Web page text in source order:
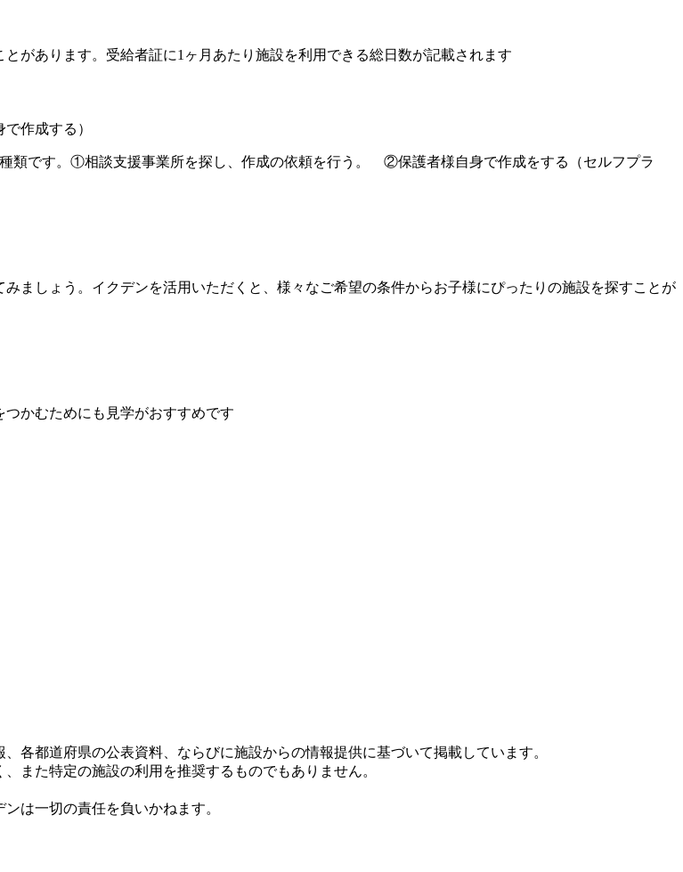
があります。受給者証に1ヶ月あたり施設を利用できる総日数が記載されます
作成する）
類です。①相談支援事業所を探し、作成の依頼を行う。 ②保護者様自身で作成をする（セルフプラ
ましょう。イクデンを活用いただくと、様々なご希望の条件からお子様にぴったりの施設を探すことが
かむためにも見学がおすすめです
各都道府県の公表資料、ならびに施設からの情報提供に基づいて掲載しています。
また特定の施設の利用を推奨するものでもありません。
は一切の責任を負いかねます。